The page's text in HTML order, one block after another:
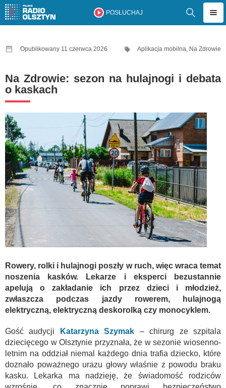
POSŁUCHAJ
Opublikowany 11 czerwca 2026 Aplikacja mobilna, Na Zdrowie
Na Zdrowie: sezon na hulajnogi i debata
o kaskach
Rowery, rolki i hulajnogi poszły w ruch, więc wraca temat
noszenia kasków. Lekarze i eksperci bezustannie
apelują o zakładanie ich przez dzieci i młodzież,
zwłaszcza podczas jazdy rowerem, hulajnogą
elektryczną, elektryczną deskorolką czy monocyklem.
Gość audycji Katarzyna Szymak – chirurg ze szpitala
dziecięcego w Olsztynie przyznała, że w sezonie wiosenno-
letnim na oddział niemal każdego dnia trafia dziecko, które
doznało poważnego urazu głowy właśnie z powodu braku
kasku. Lekarka ma nadzieję, że świadomość rodziców